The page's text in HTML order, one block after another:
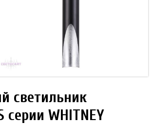
светильник
серии WHITNEY